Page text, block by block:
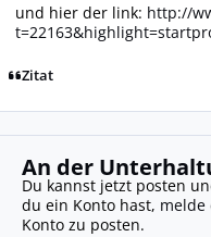
und hier der link: http://
Zitat
An der
Du kannst jetzt posten
du ein Konto hast, melde
Konto zu posten.